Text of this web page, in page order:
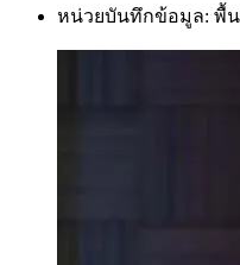
หน่วยบันทึกข้อมูล: พื้น